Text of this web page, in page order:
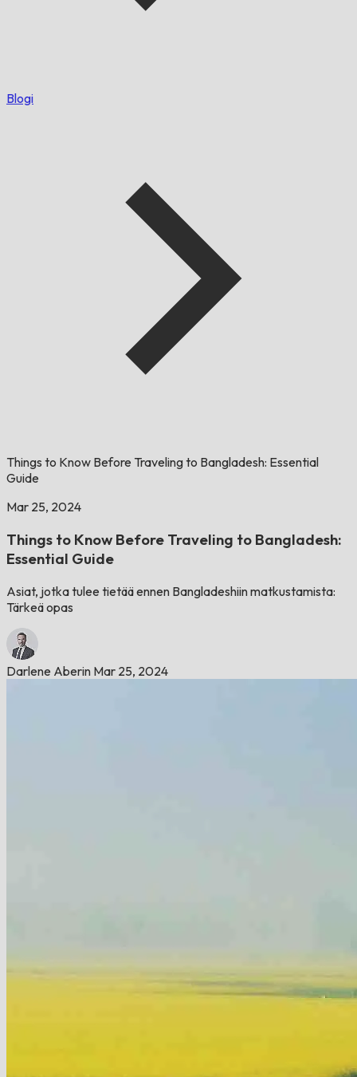
Blogi
Things to Know Before Traveling to Bangladesh: Essential
Guide
Mar 25, 2024
Things to Know Before Traveling to Bangladesh:
Essential Guide
Asiat, jotka tulee tietää ennen Bangladeshiin matkustamista:
Tärkeä opas
Darlene Aberin Mar 25, 2024